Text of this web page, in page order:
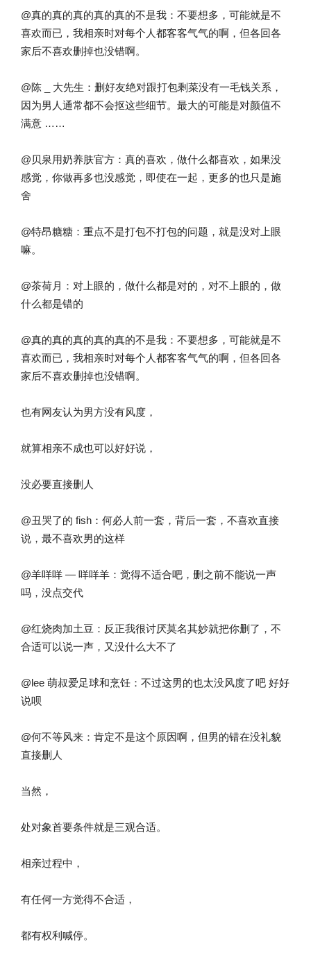
@真的真的真的真的真的不是我：不要想多，可能就是不
喜欢而已，我相亲时对每个人都客客气气的啊，但各回各
家后不喜欢删掉也没错啊。
@陈 _ 大先生：删好友绝对跟打包剩菜没有一毛钱关系，
因为男人通常都不会抠这些细节。最大的可能是对颜值不
满意 ……
@贝泉用奶养肤官方：真的喜欢，做什么都喜欢，如果没
感觉，你做再多也没感觉，即使在一起，更多的也只是施
舍
@特昂糖糖：重点不是打包不打包的问题，就是没对上眼
嘛。
@茶荷月：对上眼的，做什么都是对的，对不上眼的，做
什么都是错的
@真的真的真的真的真的不是我：不要想多，可能就是不
喜欢而已，我相亲时对每个人都客客气气的啊，但各回各
家后不喜欢删掉也没错啊。
也有网友认为男方没有风度，
就算相亲不成也可以好好说，
没必要直接删人
@丑哭了的 fish：何必人前一套，背后一套，不喜欢直接
说，最不喜欢男的这样
@羊咩咩 — 咩咩羊：觉得不适合吧，删之前不能说一声
吗，没点交代
@红烧肉加土豆：反正我很讨厌莫名其妙就把你删了，不
合适可以说一声，又没什么大不了
@lee 萌叔爱足球和烹饪：不过这男的也太没风度了吧 好好
说呗
@何不等风来：肯定不是这个原因啊，但男的错在没礼貌
直接删人
当然，
处对象首要条件就是三观合适。
相亲过程中，
有任何一方觉得不合适，
都有权利喊停。